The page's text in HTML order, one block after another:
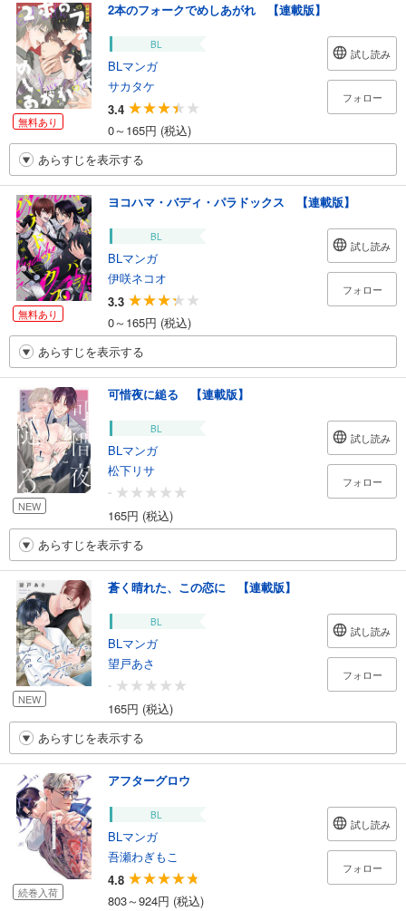
無料あり
2本のフォークでめしあがれ 【連載版】
BL
BLマンガ
サカタケ
3.4
0～165円 (税込)
試し読み
フォロー
あらすじを表示する
無料あり
ヨコハマ・バディ・パラドックス 【連載版】
BL
BLマンガ
伊咲ネコオ
3.3
0～165円 (税込)
試し読み
フォロー
あらすじを表示する
NEW
可惜夜に縋る 【連載版】
BL
BLマンガ
松下リサ
-
165円 (税込)
試し読み
フォロー
あらすじを表示する
NEW
蒼く晴れた、この恋に 【連載版】
BL
BLマンガ
望戸あさ
-
165円 (税込)
試し読み
フォロー
あらすじを表示する
続巻入荷
アフターグロウ
BL
BLマンガ
吾瀬わぎもこ
4.8
803～924円 (税込)
試し読み
フォロー